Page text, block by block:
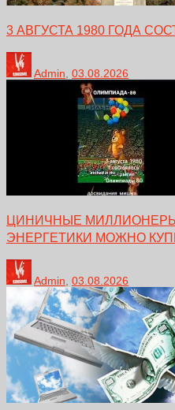
3 АВГУСТА 1980 ГОДА
Admin 03.08.2026
ЦИНИЧНЫЕ
ЭНЕРГЕТИКИ МОЖНО
Admin 03.08.2026